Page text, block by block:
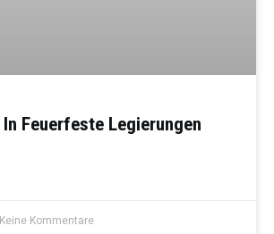
Feuerfeste Legierungen
Keine Kommentare